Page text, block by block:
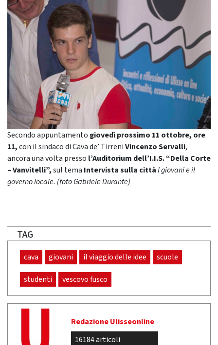
Secondo appuntamento giovedì prossimo 11 ottobre, ore
11,con il sindaco di Cava de’ TirreniVincenzo Servalli,
ancora una volta presso l’Auditorium dell’I.I.S. “Della Corte
– Vanvitelli”,sul tema Intervista sulla cittàI giovani e il
governo locale. (foto Gabriele Durante)
TAG
cava giovani il viaggio delle idee scuole
studenti vescovo fusco
Redazione Ulisseonline
16184 articoli